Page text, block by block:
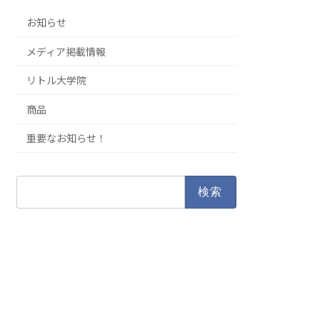
お知らせ
メディア掲載情報
リトル大学院
商品
重要なお知らせ！